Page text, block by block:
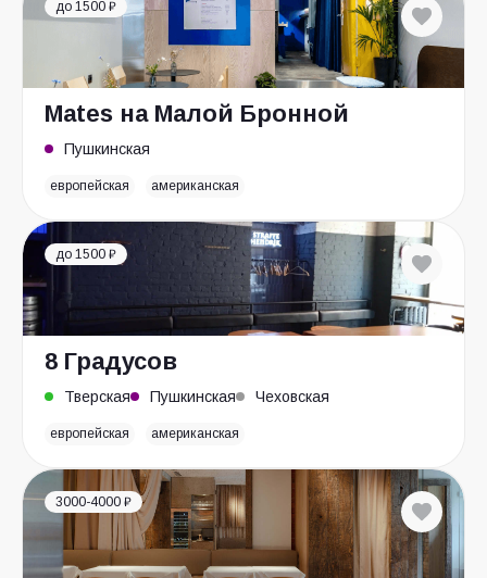
до 1500 ₽
Mates на Малой Бронной
Пушкинская
европейская американская
до 1500 ₽
8 Градусов
Тверская Пушкинская Чеховская
европейская американская
3000-4000 ₽